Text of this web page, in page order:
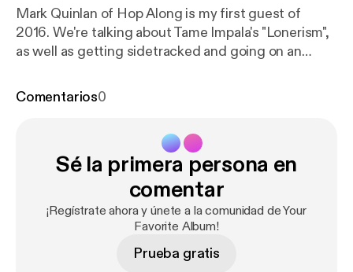
Mark Quinlan of Hop Along is my first guest of
2016. We're talking about Tame Impala's "Lonerism",
as well as getting sidetracked and going on an
Comentarios0
Sé la primera persona en
comentar
¡Regístrate ahora y únete a la comunidad de Your
Favorite Album!
Prueba gratis